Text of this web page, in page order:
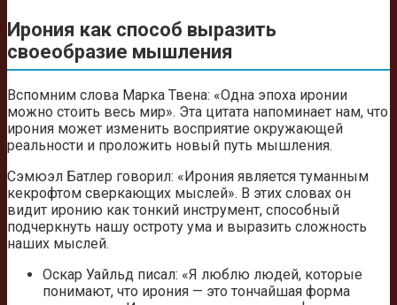
Ирония как способ выразить
своеобразие мышления
Вспомним слова Марка Твена: «Одна эпоха иронии
можно стоить весь мир». Эта цитата напоминает нам, что
ирония может изменить восприятие окружающей
реальности и проложить новый путь мышления.
Сэмюэл Батлер говорил: «Ирония является туманным
кекрофтом сверкающих мыслей». В этих словах он
видит иронию как тонкий инструмент, способный
подчеркнуть нашу остроту ума и выразить сложность
наших мыслей.
Оскар Уайльд писал: «Я люблю людей, которые
понимают, что ирония — это тончайшая форма